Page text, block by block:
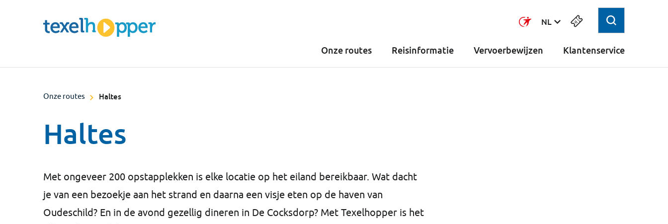
NL
Onze routes Reisinformatie Vervoerbewijzen Klantenservice
Onze routes Haltes
Haltes
Met ongeveer 200 opstapplekken is elke locatie op het eiland bereikbaar. Wat dacht
je van een bezoekje aan het strand en daarna een visje eten op de haven van
Oudeschild? En in de avond gezellig dineren in De Cocksdorp? Met Texelhopper is het